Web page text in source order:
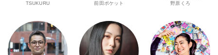
TSUKURU 前田ポケット 野原くろ